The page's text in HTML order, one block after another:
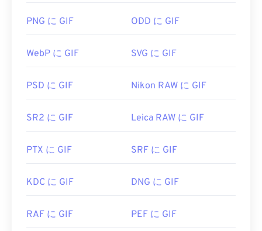
ほぼすべてのウェブブラウザがGIFをサポートして
いるため、PNGなどの他の画像形式に比べて明確な
のAppleのモバイルデバイスでも開くことができる
GIFファイルは、ほぼすべての画像ビューアアプリ
ケーション、Webブラウザ、オペレーティングシス
開いて編集するには、
Adobe Photoshop
は、 Microsoft Photos 、AdobePhotoshop
ーションでGIFファイルを開きます。macOSでは、
PNG に GIF ODD に GIF
WebP に GIF SVG に GIF
PSD に GIF Nikon RAW に GIF
SR2 に GIF Leica RAW に GIF
PTX に GIF SRF に GIF
KDC に GIF DNG に GIF
RAF に GIF PEF に GIF